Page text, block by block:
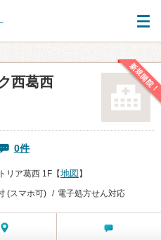
新規開院！
西葛西
0件
リア葛西 1F【地図 】
(スマホ可) 電子処方せん対応